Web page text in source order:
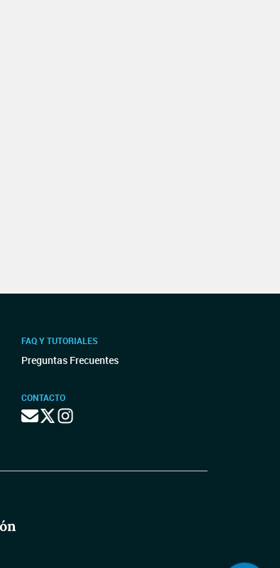
FAQ Y TUTORIALES
Preguntas Frecuentes
CONTACTO